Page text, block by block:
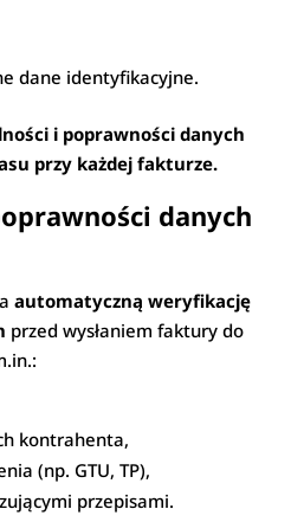
dane identyfikacyjne.
i poprawności danych
przy każdej fakturze.
danych
automatyczną weryfikację
przed wysłaniem faktury do
kontrahenta,
(np. GTU, TP),
przepisami.